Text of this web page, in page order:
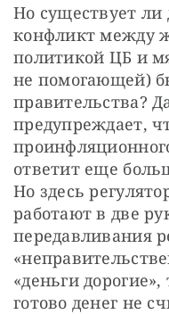
Но существует
конфликт между
политикой ЦБ и
не помогающей)
правительства?
предупреждает,
ответит еще
Но здесь
работают в две
передавливания
«деньги
готово денег не